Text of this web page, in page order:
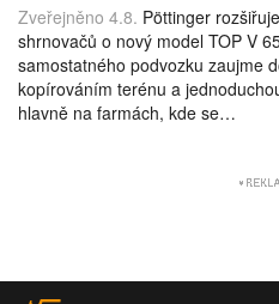
Zveřejněno 4.8. Pöttinger
shrnovačů o nový model TOP V
samostatného podvozku zaujme
kopírováním terénu a
hlavně na farmách, kde se…